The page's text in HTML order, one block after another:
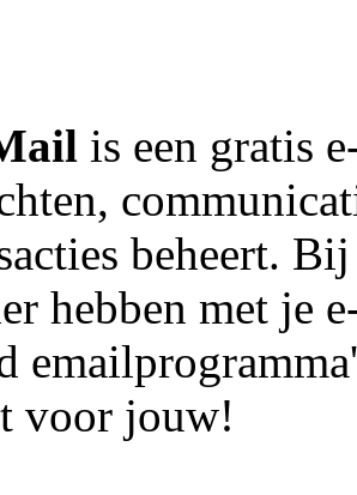
is een gratis
beheert.
hebben met je
voor jouw!